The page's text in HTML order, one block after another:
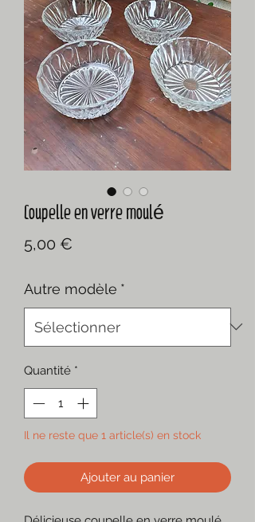
Coupelle en verre moulé
5,00 €
Autre modèle *
Quantité *
Il ne reste que 1 article(s) en stock
Ajouter au panier